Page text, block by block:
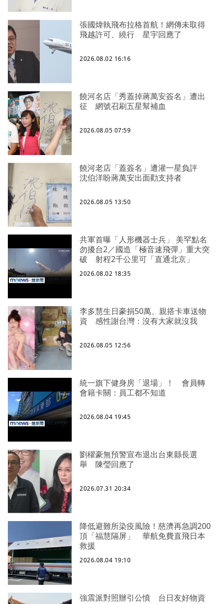
張國煒執飛布拉格首航！網傳未取得
飛越許可、繞行 星宇回應了
2026.08.02 16:16
饒河名店「秀蓋掉蔣萬安簽名」遭出
征 網號召刷五星幫補血
2026.08.05 07:59
饒河老店「蓋簽名」遭灌一星負評
沈伯洋盼蔣萬安出面勸支持者
2026.08.05 13:50
共軍首曝「人形機器士兵」 美罕點名
勿擾台2／國造「極音速飛彈」重大突
破 射程2千公里可「直通北京」
2026.08.02 18:35
李多慧生日豪捐50萬、親搭卡車送物
資 感性謝台灣：沒有大家就沒我
2026.08.05 12:56
統一旗下健身房「退場」！ 會員轉
會籍卡關：員工都不知道
2026.08.04 19:45
劉櫂豪無預警宣布退出台東縣長選
舉 陳瑩回應了
2026.07.31 20:34
降低避難所染疫風險！慈濟再急調200
頂「福慧隔屏」 華航免費直飛日本
救援
2026.08.04 19:10
強震派對照辦引公憤 台日友好物資